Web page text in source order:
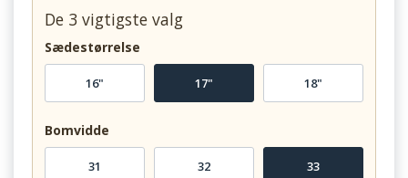
De 3 vigtigste valg
Sædestørrelse
16" 17" 18"
Bomvidde
31 32 33